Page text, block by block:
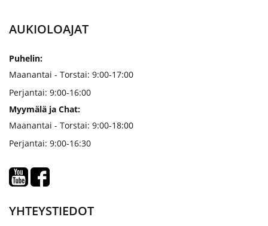
AUKIOLOAJAT
Puhelin:
Maanantai - Torstai: 9:00-17:00
Perjantai: 9:00-16:00
Myymälä ja Chat:
Maanantai - Torstai: 9:00-18:00
Perjantai: 9:00-16:30
YHTEYSTIEDOT